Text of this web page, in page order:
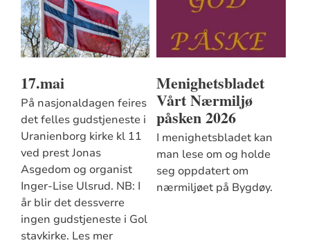
17.mai
På nasjonaldagen feires
det felles gudstjeneste i
Uranienborg kirke kl 11
ved prest Jonas
Asgedom og organist
Inger-Lise Ulsrud. NB: I
år blir det dessverre
ingen gudstjeneste i Gol
stavkirke. Les mer
Menighetsbladet
Vårt Nærmiljø
påsken 2026
I menighetsbladet kan
man lese om og holde
seg oppdatert om
nærmiljøet på Bygdøy.